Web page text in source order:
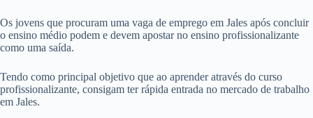
Os jovens que procuram uma vaga de emprego em Jales após concluir
o ensino médio podem e devem apostar no ensino profissionalizante
como uma saída.
Tendo como principal objetivo que ao aprender através do curso
profissionalizante, consigam ter rápida entrada no mercado de trabalho
em Jales.